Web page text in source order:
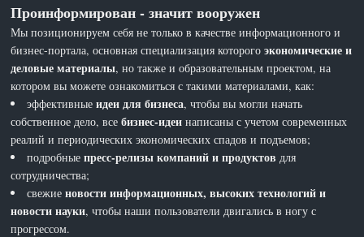
Проинформирован - значит вооружен
Мы позиционируем себя не только в качестве информационного и
бизнес-портала, основная специализация которогоэкономические и
деловые материалы, но также и образовательным проектом, на
котором вы можете ознакомиться с такими материалами, как:
эффективныеидеи для бизнеса, чтобы вы могли начать
собственное дело, всебизнес-идеи написаны с учетом современных
реалий и периодических экономических спадов и подъемов;
подробныепресс-релизы компаний и продуктов для
сотрудничества;
свежиеновости информационных, высоких технологий и
новости науки, чтобы наши пользователи двигались в ногу с
прогрессом.